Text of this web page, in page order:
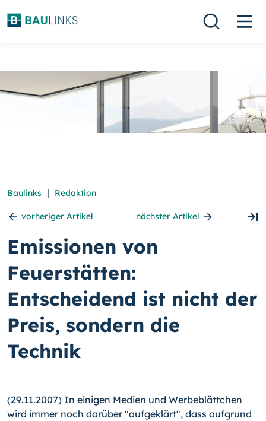
Baulinks | Redaktion
vorheriger Artikel nächster Artikel
Emissionen von
Feuerstätten:
Entscheidend ist nicht der
Preis, sondern die
Technik
(29.11.2007) In einigen Medien und Werbeblättchen
wird immer noch darüber "aufgeklärt", dass aufgrund